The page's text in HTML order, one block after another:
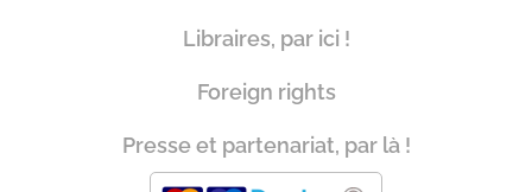
Libraires, par ici !
Foreign rights
Presse et partenariat, par là !